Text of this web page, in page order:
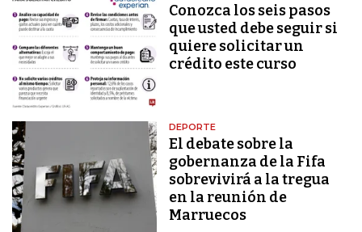
Conozca los seis pasos
que usted debe seguir si
quiere solicitar un
crédito este curso
DEPORTE
El debate sobre la
gobernanza de la Fifa
sobrevivirá a la tregua
en la reunión de
Marruecos